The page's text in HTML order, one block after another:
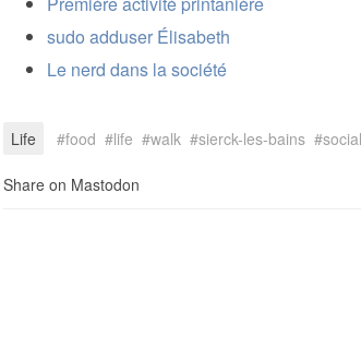
sudo adduser Élisabeth
Le nerd dans la société
Life food life walk sierck-les-bains social
Share on Mastodon